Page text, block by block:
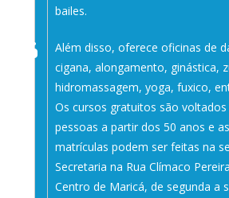
bailes.
Além disso, oferece oficinas de
cigana, alongamento, ginástica,
hidromassagem, yoga, fuxico,
Os cursos gratuitos são voltados
pessoas a partir dos 50 anos e as
matrículas podem ser feitas na
Secretaria na Rua Clímaco
Centro de Maricá, de segunda a